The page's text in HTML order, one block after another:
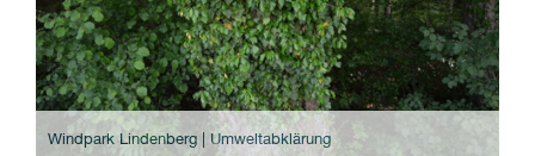
Windpark Lindenberg | Umweltabklärung